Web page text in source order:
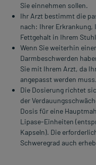
Sie einnehmen sollen.
Ihr Arzt bestimmt die
nach: Ihrer Erkrankung,
Fettgehalt in Ihrem
Wenn Sie weiterhin
Darmbeschwerden
Sie mit Ihrem Arzt, da
angepasst werden muss.
Die Dosierung richtet
der
Dosis für eine
Lipase-Einheiten
Kapseln). Die
Schweregrad auch